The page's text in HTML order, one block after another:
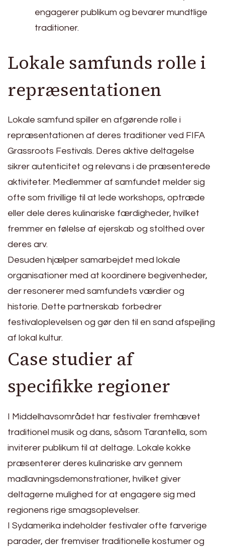
engagerer publikum og bevarer mundtlige
traditioner.
Lokale samfunds rolle i
repræsentationen
Lokale samfund spiller en afgørende rolle i
repræsentationen af deres traditioner ved FIFA
Grassroots Festivals. Deres aktive deltagelse
sikrer autenticitet og relevans i de præsenterede
aktiviteter. Medlemmer af samfundet melder sig
ofte som frivillige til at lede workshops, optræde
eller dele deres kulinariske færdigheder, hvilket
fremmer en følelse af ejerskab og stolthed over
deres arv.
Desuden hjælper samarbejdet med lokale
organisationer med at koordinere begivenheder,
der resonerer med samfundets værdier og
historie. Dette partnerskab forbedrer
festivaloplevelsen og gør den til en sand afspejling
af lokal kultur.
Case studier af
specifikke regioner
I Middelhavsområdet har festivaler fremhævet
traditionel musik og dans, såsom Tarantella, som
inviterer publikum til at deltage. Lokale kokke
præsenterer deres kulinariske arv gennem
madlavningsdemonstrationer, hvilket giver
deltagerne mulighed for at engagere sig med
regionens rige smagsoplevelser.
I Sydamerika indeholder festivaler ofte farverige
parader, der fremviser traditionelle kostumer og